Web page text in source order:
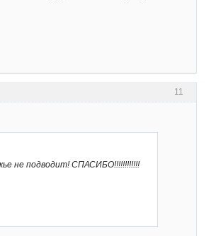
11
не подводит! СПАСИБО!!!!!!!!!!!!